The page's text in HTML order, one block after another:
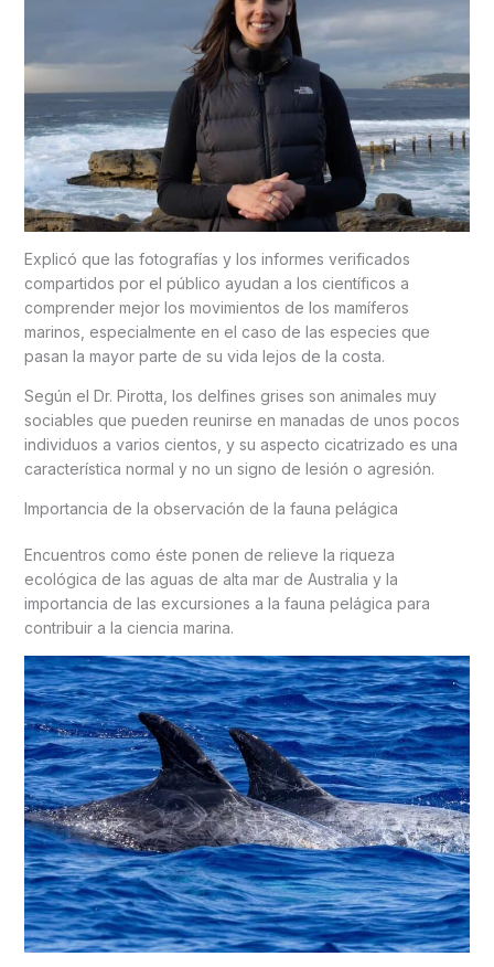
Explicó que las fotografías y los informes verificados
compartidos por el público ayudan a los científicos a
comprender mejor los movimientos de los mamíferos
marinos, especialmente en el caso de las especies que
pasan la mayor parte de su vida lejos de la costa.
Según el Dr. Pirotta, los delfines grises son animales muy
sociables que pueden reunirse en manadas de unos pocos
individuos a varios cientos, y su aspecto cicatrizado es una
característica normal y no un signo de lesión o agresión.
Importancia de la observación de la fauna pelágica
Encuentros como éste ponen de relieve la riqueza
ecológica de las aguas de alta mar de Australia y la
importancia de las excursiones a la fauna pelágica para
contribuir a la ciencia marina.